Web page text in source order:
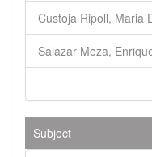
Custoja Ripoll, Maria
Salazar Meza,
Subject